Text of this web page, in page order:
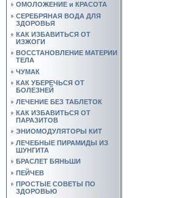
ОМОЛОЖЕНИЕ и КРАСОТА
СЕРЕБРЯНАЯ ВОДА ДЛЯ
ЗДОРОВЬЯ
КАК ИЗБАВИТЬСЯ ОТ
ИЗЖОГИ
ВОССТАНОВЛЕНИЕ МАТЕРИИ
ТЕЛА
ЧУМАК
КАК УБЕРЕЧЬСЯ ОТ
БОЛЕЗНЕЙ
ЛЕЧЕНИЕ БЕЗ ТАБЛЕТОК
КАК ИЗБАВИТЬСЯ ОТ
ПАРАЗИТОВ
ЭНИОМОДУЛЯТОРЫ КИТ
ЛЕЧЕБНЫЕ ПИРАМИДЫ ИЗ
ШУНГИТА
БРАСЛЕТ БЯНЬШИ
ПЕЙЧЕВ
ПРОСТЫЕ СОВЕТЫ ПО
ЗДОРОВЬЮ